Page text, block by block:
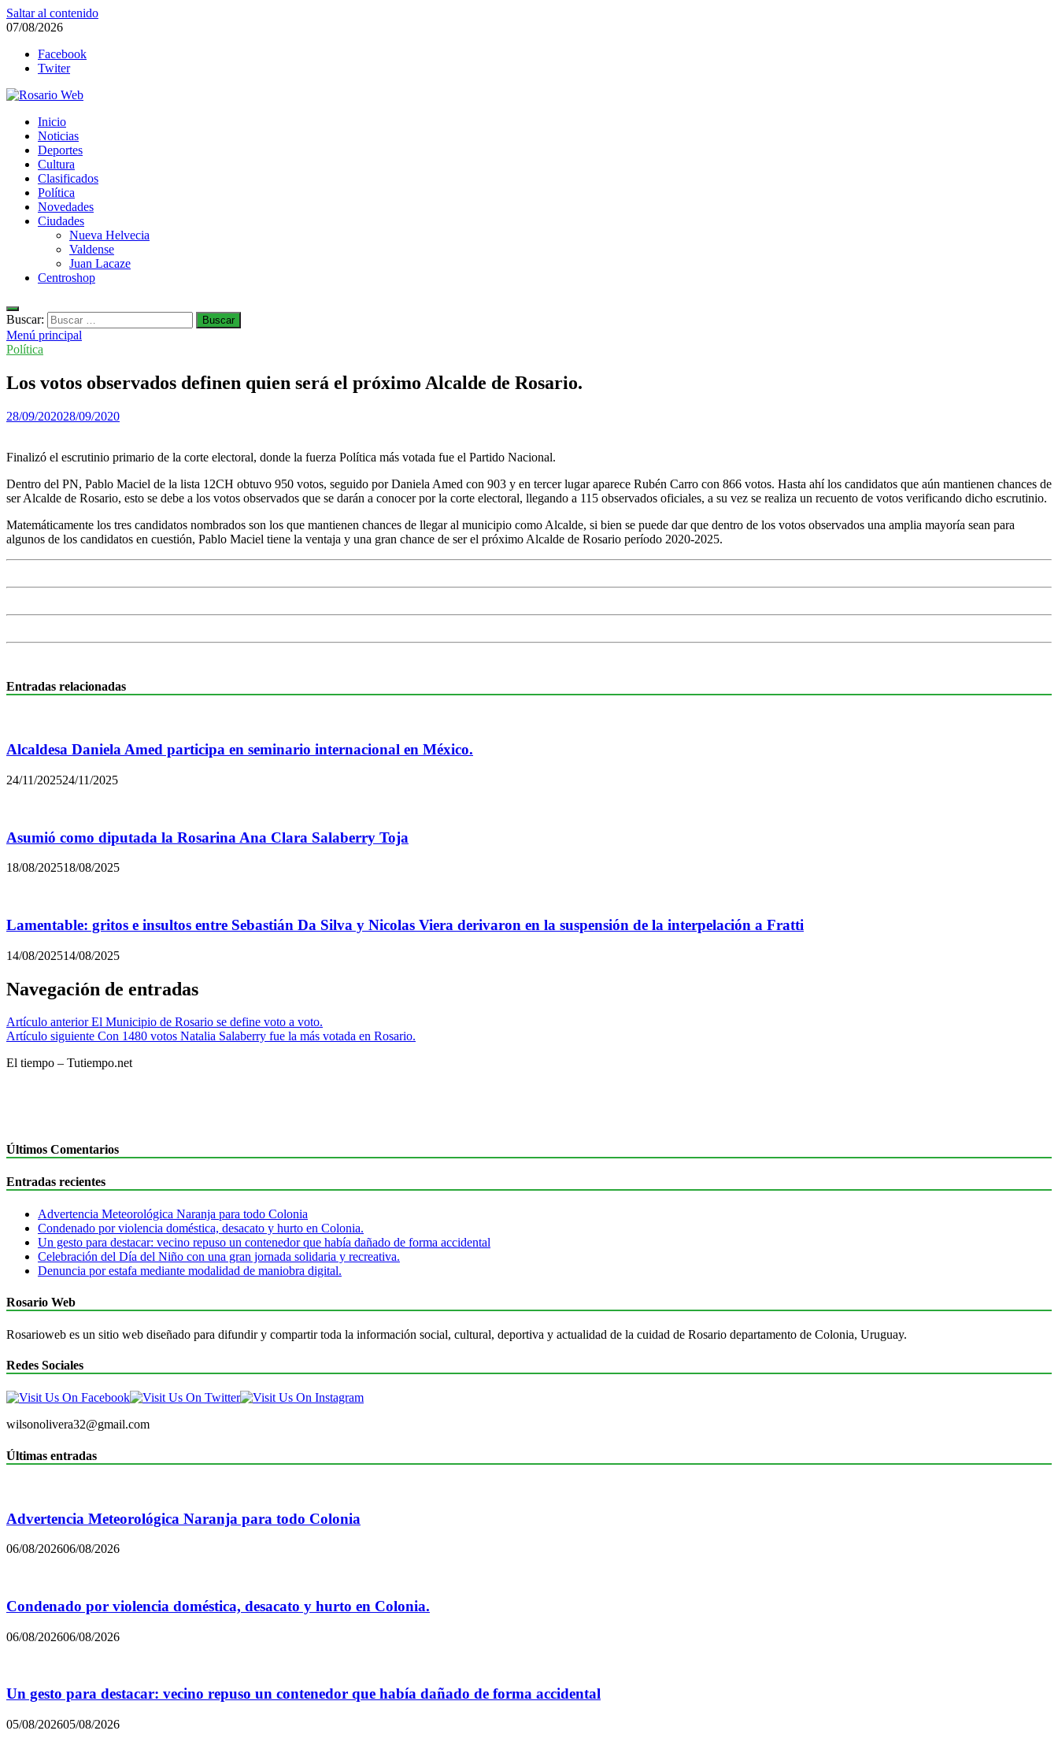
Saltar al contenido
07/08/2026
Facebook
Twiter
Rosario Web
Todas la noticias de Rosario y la zona
Inicio
Noticias
Deportes
Cultura
Clasificados
Política
Novedades
Ciudades
Nueva Helvecia
Valdense
Juan Lacaze
Centroshop
Buscar:
Menú principal
Política
Los votos observados definen quien será el próximo Alcalde de Rosario.
28/09/202028/09/2020
Finalizó el escrutinio primario de la corte electoral, donde la fuerza Política más votada fue el Partido Nacional.
Dentro del PN, Pablo Maciel de la lista 12CH obtuvo 950 votos, seguido por Daniela Amed con 903 y en tercer lugar aparece Rubén Carro con 866 votos. Hasta ahí los candidatos que aún mantienen chances de
ser Alcalde de Rosario, esto se debe a los votos observados que se darán a conocer por la corte electoral, llegando a 115 observados oficiales, a su vez se realiza un recuento de votos verificando dicho escrutinio.
Matemáticamente los tres candidatos nombrados son los que mantienen chances de llegar al municipio como Alcalde, si bien se puede dar que dentro de los votos observados una amplia mayoría sean para
algunos de los candidatos en cuestión, Pablo Maciel tiene la ventaja y una gran chance de ser el próximo Alcalde de Rosario período 2020-2025.
Entradas relacionadas
Alcaldesa Daniela Amed participa en seminario internacional en México.
24/11/202524/11/2025
Asumió como diputada la Rosarina Ana Clara Salaberry Toja
18/08/202518/08/2025
Lamentable: gritos e insultos entre Sebastián Da Silva y Nicolas Viera derivaron en la suspensión de la interpelación a Fratti
14/08/202514/08/2025
Navegación de entradas
Artículo anterior El Municipio de Rosario se define voto a voto.
Artículo siguiente Con 1480 votos Natalia Salaberry fue la más votada en Rosario.
El tiempo – Tutiempo.net
Últimos Comentarios
Entradas recientes
Advertencia Meteorológica Naranja para todo Colonia
Condenado por violencia doméstica, desacato y hurto en Colonia.
Un gesto para destacar: vecino repuso un contenedor que había dañado de forma accidental
Celebración del Día del Niño con una gran jornada solidaria y recreativa.
Denuncia por estafa mediante modalidad de maniobra digital.
Rosario Web
Rosarioweb es un sitio web diseñado para difundir y compartir toda la información social, cultural, deportiva y actualidad de la cuidad de Rosario departamento de Colonia, Uruguay.
Redes Sociales
wilsonolivera32@gmail.com
Últimas entradas
Advertencia Meteorológica Naranja para todo Colonia
06/08/202606/08/2026
Condenado por violencia doméstica, desacato y hurto en Colonia.
06/08/202606/08/2026
Un gesto para destacar: vecino repuso un contenedor que había dañado de forma accidental
05/08/202605/08/2026